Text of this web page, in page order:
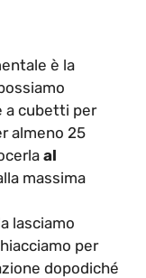
è la
a cubetti per
almeno 25
al
massima
lasciamo
per
dopodiché